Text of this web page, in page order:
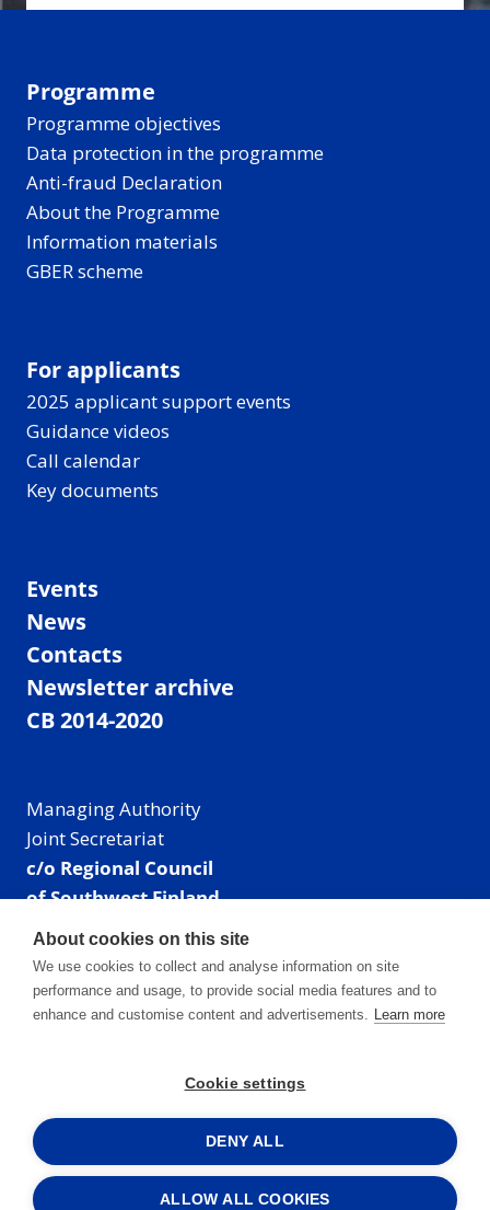
Programme
Programme objectives
Data protection in the programme
Anti-fraud Declaration
About the Programme
Information materials
GBER scheme
For applicants
2025 applicant support events
Guidance videos
Call calendar
Key documents
Events
News
Contacts
Newsletter archive
CB 2014-2020
Managing Authority
Joint Secretariat
c/o Regional Council
of Southwest Finland
Visiting address: Linnankatu 52 B, Turku, Finland
Mailing address:
P.O. Box 273,
20101 Turku, Finland
Phone: +358 40 550 8408
Facebook
X Instagram
LinkedIn
About cookies on this site
We use cookies to collect and analyse information on site
performance and usage, to provide social media features and to
enhance and customise content and advertisements. Learn more
Cookie settings
DENY ALL
ALLOW ALL COOKIES